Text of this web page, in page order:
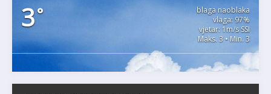
3°
blaga naoblaka
vlaga: 97%
vjetar: 1m/s SSI
Maks. 3 • Min. 3